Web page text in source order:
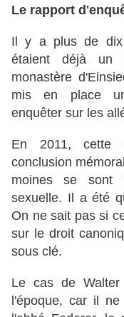
Le rapport
Il y a plus de dix
étaient déjà un
monastère
mis en place
enquêter sur les
En 2011, cette
conclusion
moines se sont
sexuelle. Il a été
On ne sait pas si
sur le droit
sous clé.
Le cas de
l'époque, car il